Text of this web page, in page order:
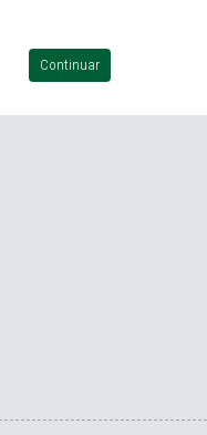
Continuar